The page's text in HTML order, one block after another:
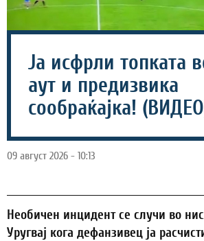
Ја исфрли топката
аут и предизвика
сообраќајка!
09 август 2026 - 10:13
Необичен инцидент се случи во
Уругвај кога дефанзивец ја